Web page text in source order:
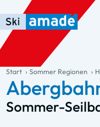
Zum Haupt-Inhalt springen
Springe zur Tabelle
Zur Haupt-Navigation
general.table-of-content
Start Sommer Regionen
Sommer-